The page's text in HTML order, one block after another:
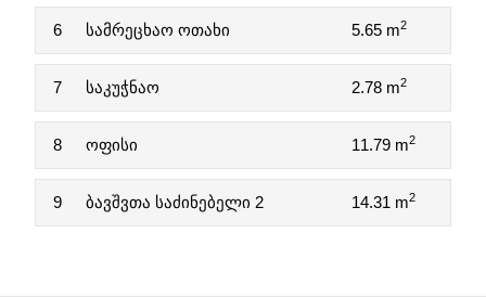
6 სამრეცხაო ოთახი 5.65 m2
7 საკუჭნაო 2.78 m2
8 ოფისი 11.79 m2
9 ბავშვთა საძინებელი 2 14.31 m2